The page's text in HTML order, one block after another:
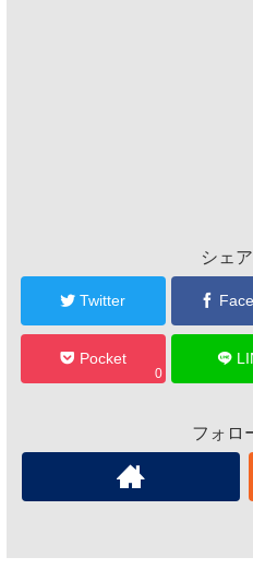
シェ
Twitter
Pocket
0
フォロ